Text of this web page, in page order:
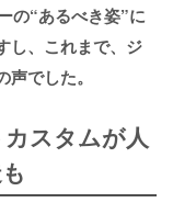
の“あるべき姿”に
し、これまで、ジ
でした。
スタムが人